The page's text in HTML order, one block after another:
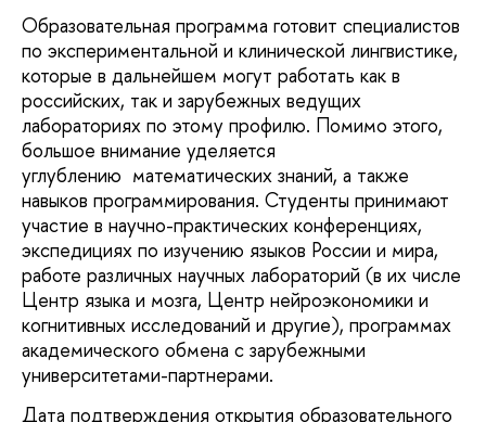
Образовательная программа готовит специалистов
по экспериментальной и клинической лингвистике,
которые в дальнейшем могут работать как в
российских, так и зарубежных ведущих
лабораториях по этому профилю. Помимо этого,
большое внимание уделяется
углублению математических знаний, а также
навыков программирования. Студенты принимают
участие в научно-практических конференциях,
экспедициях по изучению языков России и мира,
работе различных научных лабораторий (в их числе
Центр языка и мозга, Центр нейроэкономики и
когнитивных исследований и другие), программах
академического обмена с зарубежными
университетами-партнерами.
Дата подтверждения открытия образовательного